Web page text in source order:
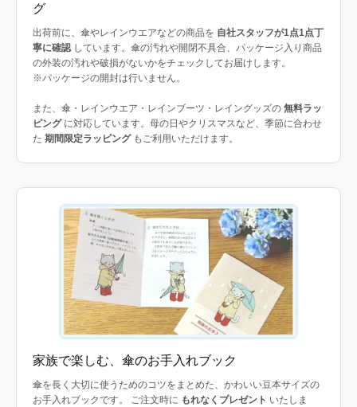
グ
出荷前に、傘やレインウエアなどの商品を 自社スタッフが1点1点丁
寧に確認 しています。傘の汚れや開閉不具合、パッケージ入り商品
の外装の汚れや破損がないかをチェックしてお届けします。
※パッケージの開封は行いません。
また、傘・レインウエア・レインブーツ・レイングッズの 無料ラッ
ピングに対応しています。母の日やクリスマスなど、季節に合わせ
た 期間限定ラッピングもご利用いただけます。
家族で楽しむ、傘のお手入れブック
傘を長く大切に使うためのコツをまとめた、かわいい豆本サイズの
お手入れブックです。 ご注文時に もれなくプレゼント いたしま